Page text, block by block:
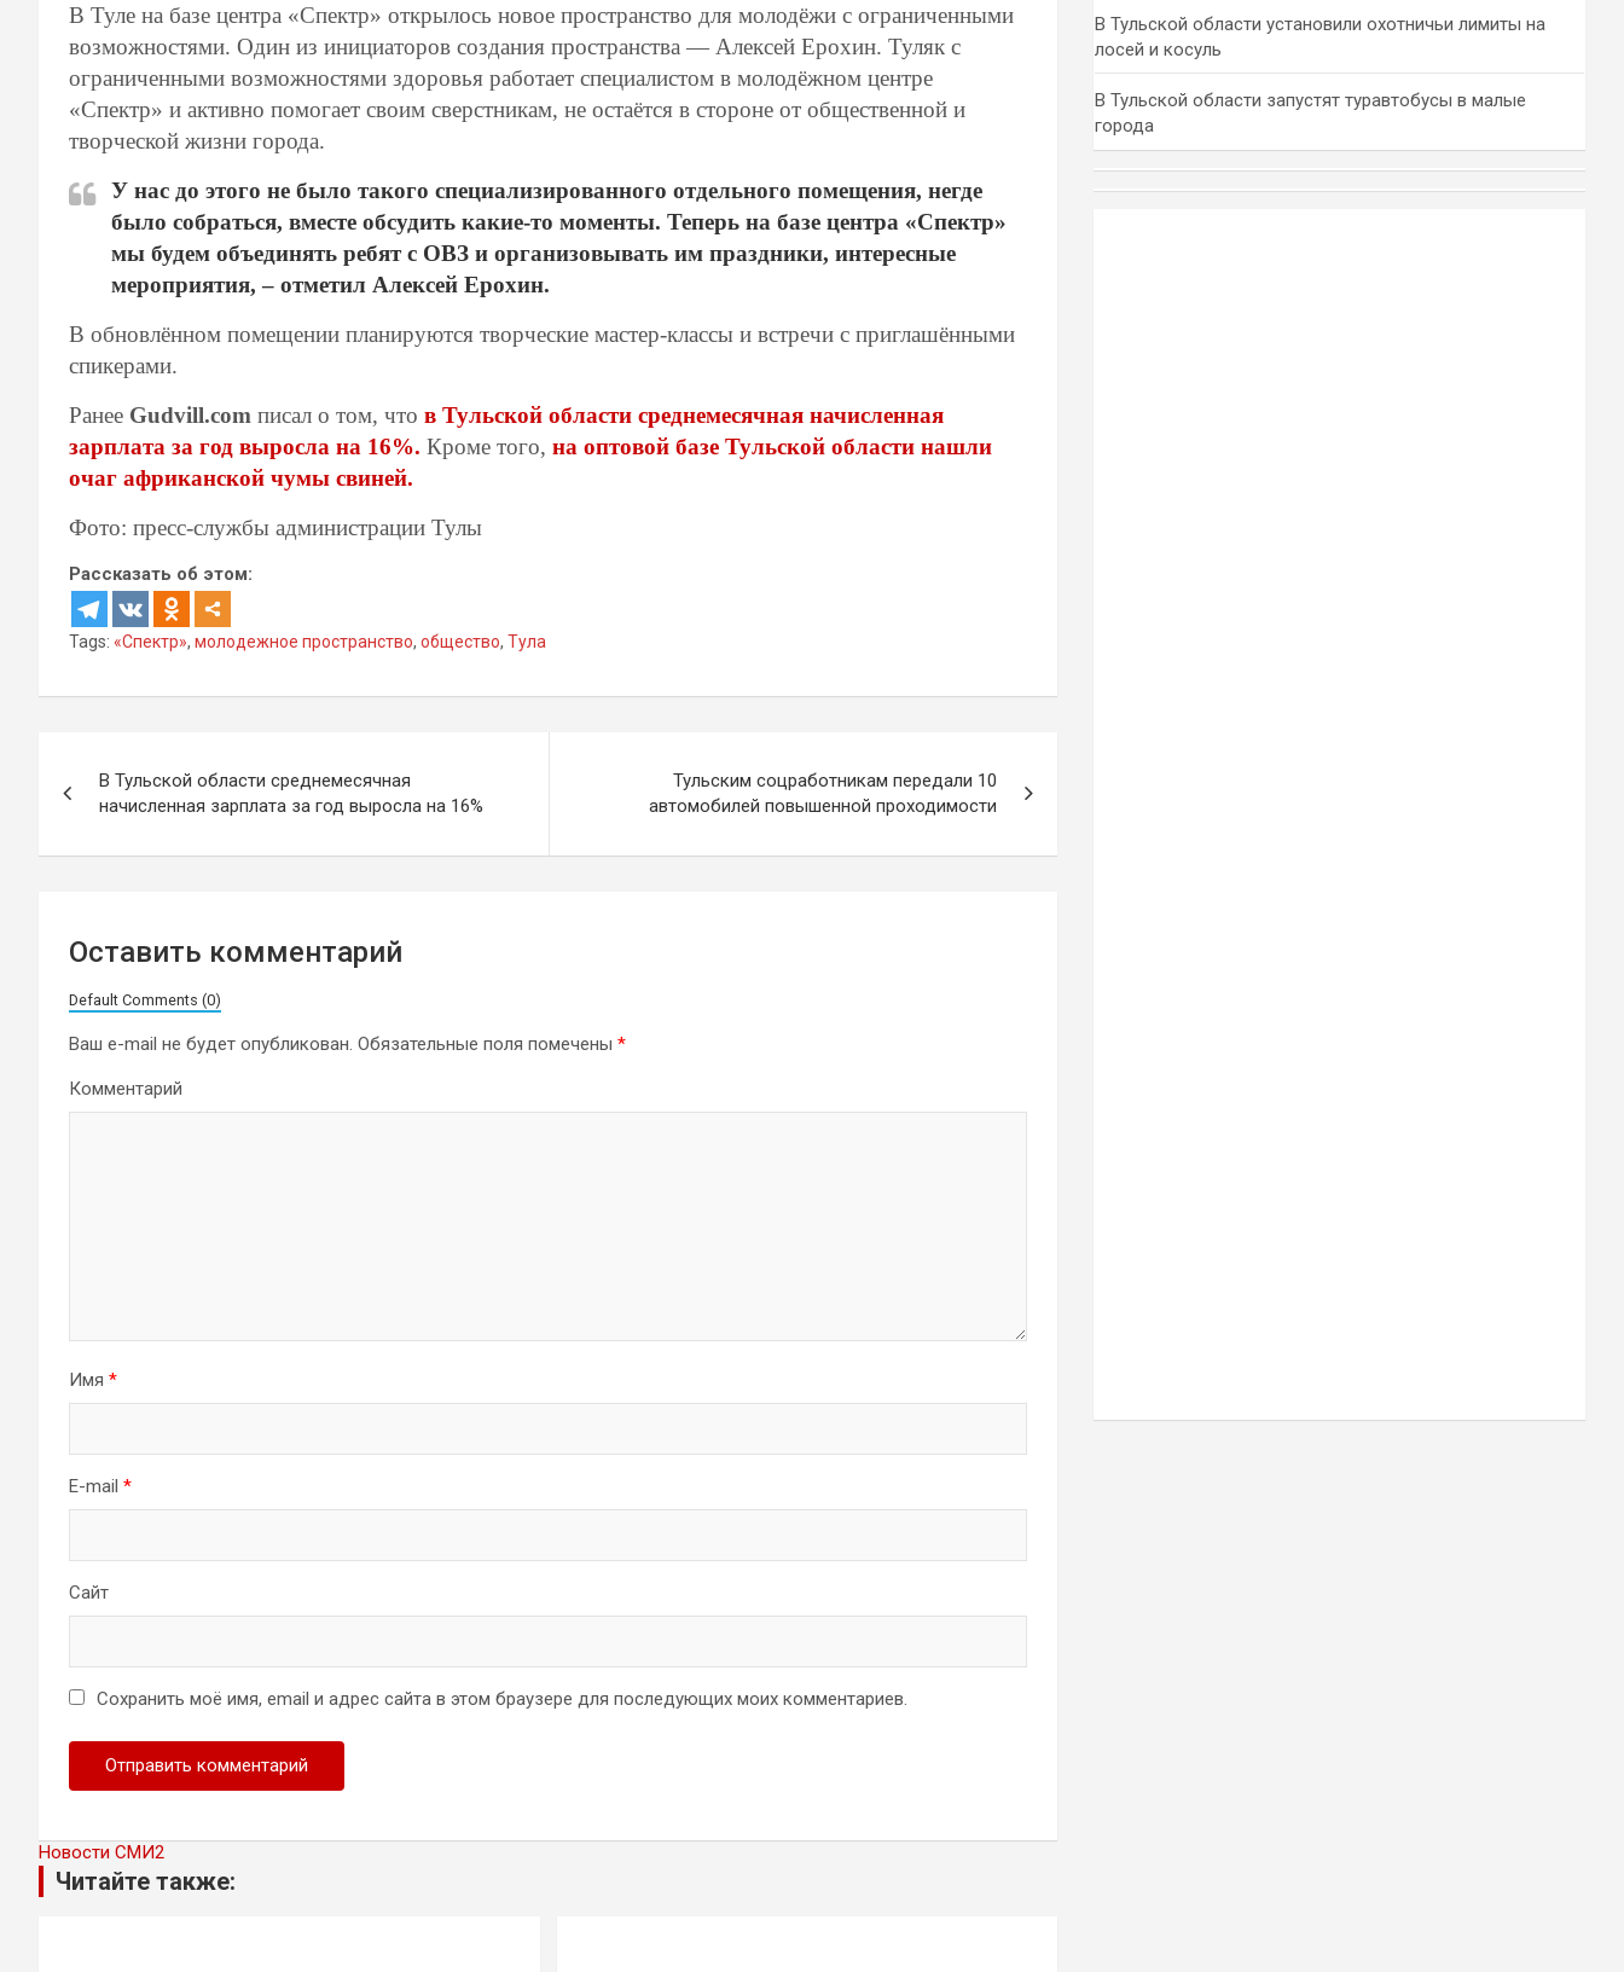
В Туле на базе центра «Спектр» открылось новое пространство для молодёжи с ограниченными
возможностями. Один из инициаторов создания пространства — Алексей Ерохин. Туляк с
ограниченными возможностями здоровья работает специалистом в молодёжном центре
«Спектр» и активно помогает своим сверстникам, не остаётся в стороне от общественной и
творческой жизни города.
У нас до этого не было такого специализированного отдельного помещения, негде
было собраться, вместе обсудить какие-то моменты. Теперь на базе центра «Спектр»
мы будем объединять ребят с ОВЗ и организовывать им праздники, интересные
мероприятия, – отметил Алексей Ерохин.
В обновлённом помещении планируются творческие мастер-классы и встречи с приглашёнными
спикерами.
Ранее Gudvill.com писал о том, что в Тульской области среднемесячная начисленная
зарплата за год выросла на 16%. Кроме того, на оптовой базе Тульской области нашли
очаг африканской чумы свиней.
Фото: пресс-службы администрации Тулы
Рассказать об этом:
Tags: «Спектр», молодежное пространство, общество, Тула
по
записям
В Тульской области среднемесячная
начисленная зарплата за год выросла на 16%
Тульским соцработникам передали 10
автомобилей повышенной проходимости
Оставить комментарий
Default Comments (0)
Ваш e-mail не будет опубликован. Обязательные поля помечены *
Комментарий
Имя *
E-mail *
Сайт
Сохранить моё имя, email и адрес сайта в этом браузере для последующих моих комментариев.
Новости СМИ2
Читайте также:
В Тульской области установили охотничьи лимиты на
лосей и косуль
В Тульской области запустят туравтобусы в малые
города